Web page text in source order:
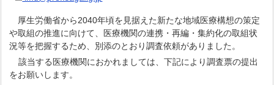
厚生労働省から2040年頃を見据えた新たな地域医療構想の策定
や取組の推進に向けて、医療機関の連携・再編・集約化の取組状
況等を把握するため、別添のとおり調査依頼がありました。
該当する医療機関におかれましては、下記により調査票の提出
をお願いします。